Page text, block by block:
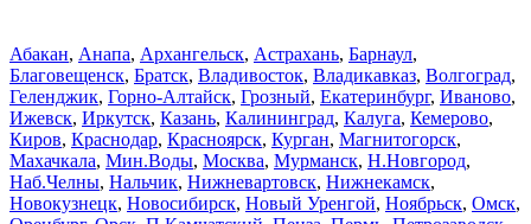
Абакан, Анапа, Архангельск, Астрахань, Барнаул,
Благовещенск, Братск, Владивосток, Владикавказ, Волгоград,
Геленджик, Горно-Алтайск, Грозный, Екатеринбург, Иваново,
Ижевск, Иркутск, Казань, Калининград, Калуга, Кемерово,
Киров, Краснодар, Красноярск, Курган, Магнитогорск,
Махачкала, Мин.Воды, Москва, Мурманск, Н.Новгород,
Наб.Челны, Нальчик, Нижневартовск, Нижнекамск,
Новокузнецк, Новосибирск, Новый Уренгой, Ноябрьск, Омск,